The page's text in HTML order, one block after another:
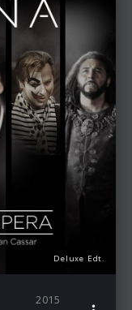
Deluxe Edt.
2015